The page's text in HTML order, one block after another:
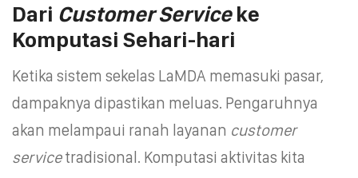
Dari Customer Serviceke
Komputasi Sehari-hari
Ketika sistem sekelas LaMDA memasuki pasar,
dampaknya dipastikan meluas. Pengaruhnya
akan melampaui ranah layanan customer
servicetradisional. Komputasi aktivitas kita